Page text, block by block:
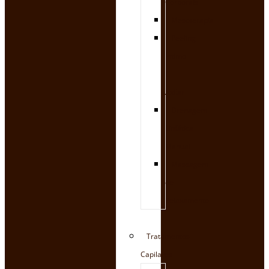
Corporais
Axilar
de
Tratamentos
Capilares